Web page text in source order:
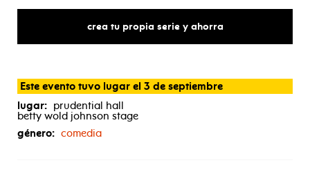
crea tu propia serie y ahorra
Este evento tuvo lugar el 3 de septiembre
lugar: prudential hall
betty wold johnson stage
género: comedia